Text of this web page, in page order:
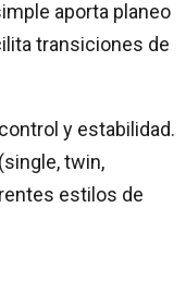
aporta planeo
transiciones de
y estabilidad.
twin,
estilos de